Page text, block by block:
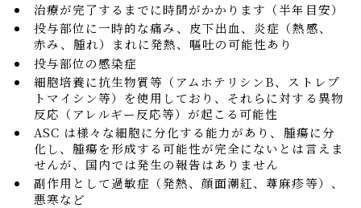
治療が完了するまでに時間がかかります（半年目安）
投与部位に一時的な痛み、皮下出血、炎症（熱感、
赤み、腫れ）まれに発熱、嘔吐の可能性あり
投与部位の感染症
細胞培養に抗生物質等（アムホテリシンB、ストレプ
トマイシン等）を使用しており、それらに対する異物
反応（アレルギー反応等）が起こる可能性
ASC は様々な細胞に分化する能力があり、腫瘍に分
化し、腫瘍を形成する可能性が完全にないとは言えま
せんが、国内では発生の報告はありません
副作用として過敏症（発熱、顔面潮紅、蕁麻疹等）、
悪寒など